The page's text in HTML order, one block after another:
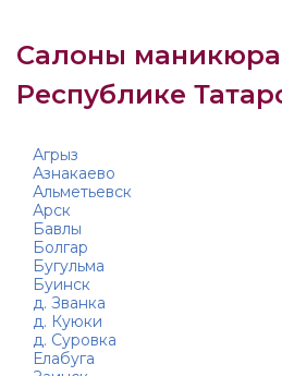
Салоны
Республике
Агрыз
Азнакаево
Альметьевск
Арск
Бавлы
Болгар
Бугульма
Буинск
д. Званка
д. Куюки
д. Суровка
Елабуга